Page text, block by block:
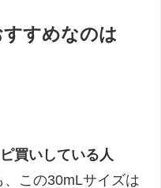
すめなのは
買いしている人
この30mLサイズは